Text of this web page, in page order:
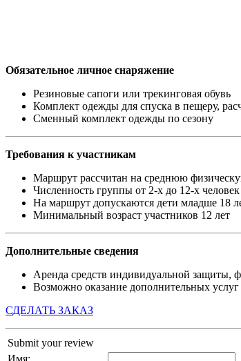
Обязательное личное снаряжение
Резиновые сапоги или трекинговая обувь
Комплект одежды для спуска в пещеру,
Сменный комплект одежды по сезону
Требования к участникам
Маршрут рассчитан на среднюю
Численность группы от 2-х до 12-х человек
На маршрут допускаются дети младше 18
Минимальный возраст участников 12 лет
Дополнительные сведения
Аренда средств индивидуальной защиты,
Возможно оказание дополнительных
СДЕЛАТЬ ЗАКАЗ
Submit your review
Имя: